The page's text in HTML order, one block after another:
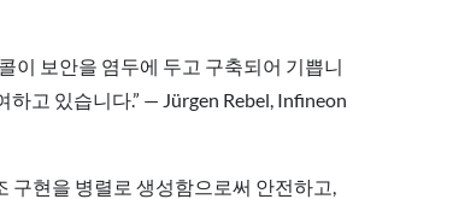
이 보안을 염두에 두고 구축되어 기쁩니
고 있습니다.” — Jürgen Rebel, Infineon
구현을 병렬로 생성함으로써 안전하고,